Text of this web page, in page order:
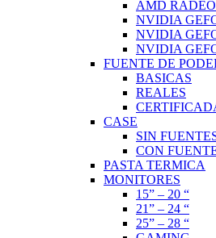
AMD
NVIDIA
NVIDIA
NVIDIA
FUENTE DE
BASICAS
REALES
CASE
SIN
CON
PASTA TERMICA
MONITORES
15” – 20 “
21” – 24 “
25” – 28 “